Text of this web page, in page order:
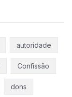
autoridade
Confissão
dons